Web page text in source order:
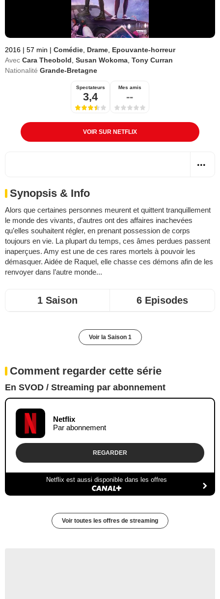
2016 | 57 min | Comédie Drame Epouvante-horreur
Avec Cara Theobold Susan Wokoma Tony Curran
Nationalité Grande-Bretagne
Spectateurs
3,4
Mes amis
--
VOIR SUR NETFLIX
Synopsis & Info
Alors que certaines personnes meurent et quittent tranquillement
le monde des vivants, d’autres ont des affaires inachevées
qu’elles souhaitent régler, en prenant possession de corps
toujours en vie. La plupart du temps, ces âmes perdues passent
inaperçues. Amy est une de ces rares mortels à pouvoir les
démasquer. Aidée de Raquel, elle chasse ces démons afin de les
renvoyer dans l’autre monde...
1 Saison 6 Episodes
Voir la Saison 1
Comment regarder cette série
En SVOD / Streaming par abonnement
Netflix
Par abonnement
REGARDER
Netflix est aussi disponible dans les offres
Voir toutes les offres de streaming